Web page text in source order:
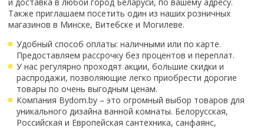
Смотреть все
Способ открывания
С раздвижной дверью
С распашной дверью
Со складной дверью
С открывающейся дверью
Высота кабины
и доставка в любой город Беларуси, по вашему адресу.
Также приглашаем посетить один из наших розничных
магазинов в Минске, Витебске и Могилеве.
Удобный способ оплаты: наличными или по карте.
Предоставляем рассрочку без процентов и переплат.
У нас регулярно проходят акции, большие скидки и
распродажи, позволяющие легко приобрести дорогие
товары по очень выгодным ценам.
Компания Bydom.by – это огромный выбор товаров для
уникального дизайна ванной комнаты. Белорусская,
Российская и Европейская сантехника, санфаянс,